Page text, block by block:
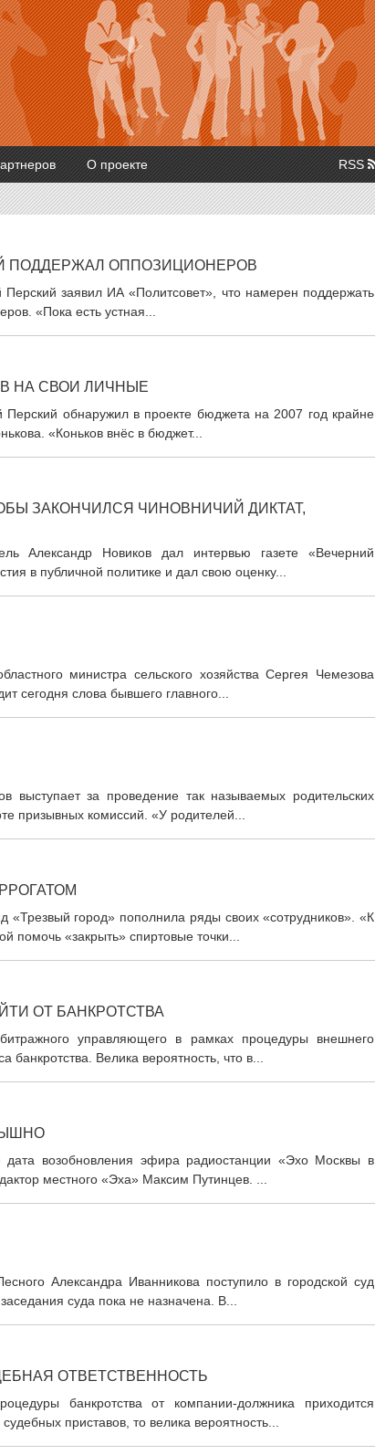
О проекте RSS
ПОДДЕРЖАЛ ОППОЗИЦИОНЕРОВ
заявил ИА «Политсовет», что намерен поддержать
«Пока есть устная...
НА СВОИ ЛИЧНЫЕ
обнаружил в проекте бюджета на 2007 год крайне
«Коньков внёс в бюджет...
ЗАКОНЧИЛСЯ ЧИНОВНИЧИЙ ДИКТАТ,
Александр Новиков дал интервью газете «Вечерний
в публичной политике и дал свою оценку...
министра сельского хозяйства Сергея Чемезова
сегодня слова бывшего главного...
выступает за проведение так называемых родительских
призывных комиссий. «У родителей...
город» пополнила ряды своих «сотрудников». «К
«закрыть» спиртовые точки...
ОТ БАНКРОТСТВА
управляющего в рамках процедуры внешнего
Велика вероятность, что в...
дата возобновления эфира радиостанции «Эхо Москвы в
местного «Эха» Максим Путинцев. ...
Александра Иванникова поступило в городской суд
суда пока не назначена. В...
ОТВЕТСТВЕННОСТЬ
банкротства от компании-должника приходится
приставов, то велика вероятность...